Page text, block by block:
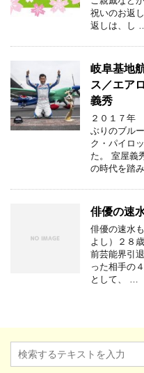
祝いのお返
返しは、し …
岐阜基地
ス／エア
義秀
２０１７年
ぶりのブル
ク・パイロ
た。 室屋義
の時代を踏
俳優の速
俳優の速水
よし）２８
前芸能界引
った相手の
として、 …